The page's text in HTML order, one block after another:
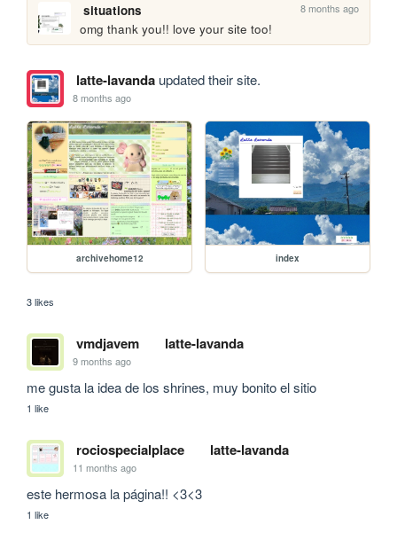
situations 8 months ago
omg thank you!! love your site too!
latte-lavandaupdated their site.
8 months ago
archivehome12 index
3 likes
vmdjavem latte-lavanda
9 months ago
me gusta la idea de los shrines, muy bonito el sitio
1 like
rociospecialplace latte-lavanda
11 months ago
este hermosa la página!! <3<3
1 like